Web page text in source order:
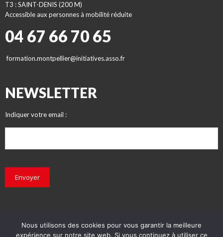
T3 : SAINT-DENIS (200 M)
Accessible aux personnes à mobilité réduite
04 67 66 70 65
formation.montpellier@initiatives.asso.fr
NEWSLETTER
Indiquer votre email :
Envoyer
Nous utilisons des cookies pour vous garantir la meilleure
expérience sur notre site web. Si vous continuez à utiliser ce